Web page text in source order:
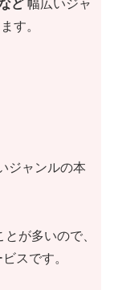
ど幅広いジャ
す。
ジャンルの本
とが多いので、
スです。